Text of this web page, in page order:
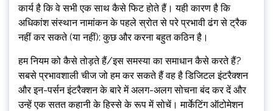
कार्य है कि वे सभी एक साथ कैसे फिट होते हैं। यही कारण है कि
अधिकांश संस्थान नामांकन के पहले स्रोत से परे प्रभावी ढंग से ट्रैक
नहीं कर सकते (या नहीं): कुछ और करना बहुत कठिन है।
हम नियम को कैसे तोड़ते हैं/इस समस्या का समाधान कैसे करते हैं?
सबसे प्रभावशाली चीज जो हम कर सकते हैं वह है डिजिटल इंटरैक्शन
और इन-पर्सन इंटरैक्शन के बारे में अलग-अलग सोचना बंद कर दें और
उन्हें एक सतत कहानी के हिस्से के रूप में सोचें। मार्केटिंग ऑटोमेशन